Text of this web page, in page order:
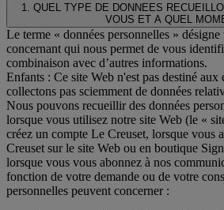
1. QUEL TYPE DE DONNEES
VOUS ET A QUEL
Le terme « données personnelles »
concernant qui nous permet de vous
combinaison avec d’autres informations.
Enfants : Ce site Web n'est pas destiné aux
collectons pas sciemment de données
Nous pouvons recueillir des données
lorsque vous utilisez notre site Web (le «
créez un compte Le Creuset, lorsque vous
Creuset sur le site Web ou en boutique
lorsque vous vous abonnez à nos
fonction de votre demande ou de votre
personnelles peuvent concerner :